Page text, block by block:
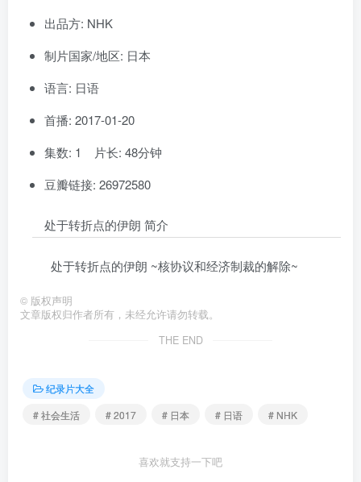
出品方: NHK
制片国家/地区: 日本
语言: 日语
首播: 2017-01-20
集数: 1 片长: 48分钟
豆瓣链接: 26972580
处于转折点的伊朗 简介
处于转折点的伊朗 ~核协议和经济制裁的解除~
© 版权声明
文章版权归作者所有，未经允许请勿转载。
THE END
纪录片大全
# 社会生活
# 2017 # 日本 # 日语 # NHK
喜欢就支持一下吧